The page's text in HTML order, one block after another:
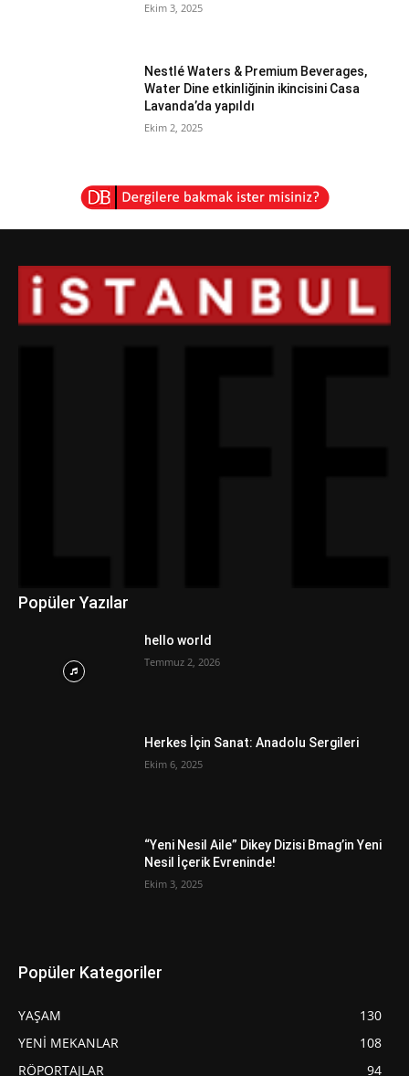
Ekim 3, 2025
Nestlé Waters & Premium Beverages,
Water Dine etkinliğinin ikincisini Casa
Lavanda’da yapıldı
Ekim 2, 2025
Popüler Yazılar
hello world
Temmuz 2, 2026
Herkes İçin Sanat: Anadolu Sergileri
Ekim 6, 2025
“Yeni Nesil Aile” Dikey Dizisi Bmag’in Yeni
Nesil İçerik Evreninde!
Ekim 3, 2025
Popüler Kategoriler
YAŞAM
130
YENİ MEKANLAR
108
RÖPORTAJLAR
94